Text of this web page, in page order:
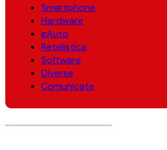
Smartphone
Hardware
gAuto
Retelistica
Software
Diverse
Comunicate